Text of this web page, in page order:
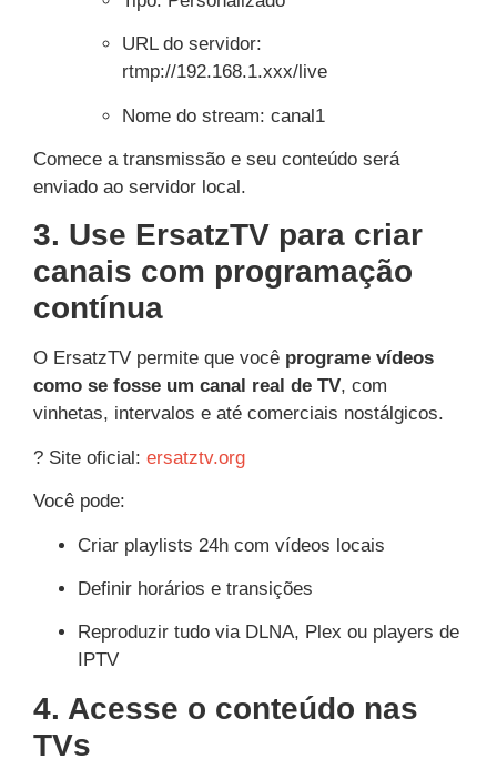
URL do servidor:
rtmp://192.168.1.xxx/live
Nome do stream: canal1
Comece a transmissão e seu conteúdo será
enviado ao servidor local.
3. Use ErsatzTV para criar
canais com programação
contínua
O ErsatzTV permite que você programe vídeos
como se fosse um canal real de TV, com
vinhetas, intervalos e até comerciais nostálgicos.
? Site oficial: ersatztv.org
Você pode:
Criar playlists 24h com vídeos locais
Definir horários e transições
Reproduzir tudo via DLNA, Plex ou players de
IPTV
4. Acesse o conteúdo nas
TVs